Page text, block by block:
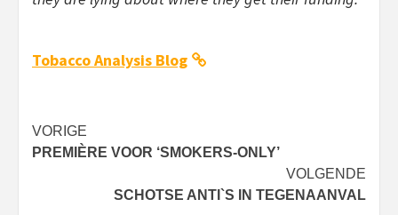
Tobacco Analysis Blog
Bericht
navigatie
VORIGE
PREMIÈRE VOOR ‘SMOKERS-ONLY’
VOLGENDE
SCHOTSE ANTI`S IN TEGENAANVAL